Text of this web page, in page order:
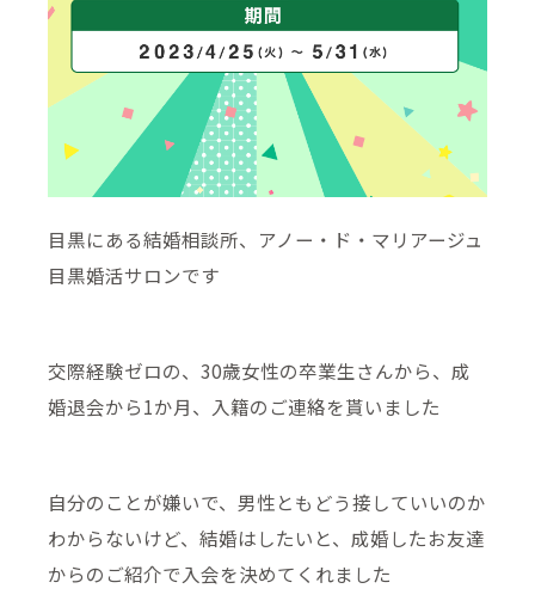
目黒にある結婚相談所、アノー・ド・マリアージュ
目黒婚活サロンです
交際経験ゼロの、30歳女性の卒業生さんから、成
婚退会から1か月、入籍のご連絡を貰いました
自分のことが嫌いで、男性ともどう接していいのか
わからないけど、結婚はしたいと、成婚したお友達
からのご紹介で入会を決めてくれました